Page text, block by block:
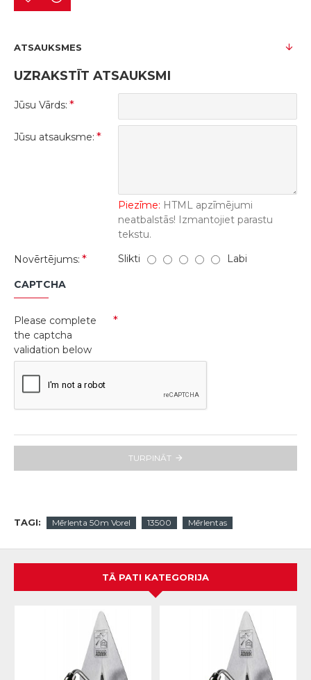
ATSAUKSMES
UZRAKSTĪT ATSAUKSMI
Jūsu Vārds:
Jūsu atsauksme:
Piezīme: HTML apzīmējumi
neatbalstās! Izmantojiet parastu
tekstu.
Novērtējums:
Slikti Labi
CAPTCHA
Please complete
the captcha
validation below
TURPINĀT
TAGI: Mērlenta 50m Vorel 13500 Mērlentas
TĀ PATI KATEGORIJA